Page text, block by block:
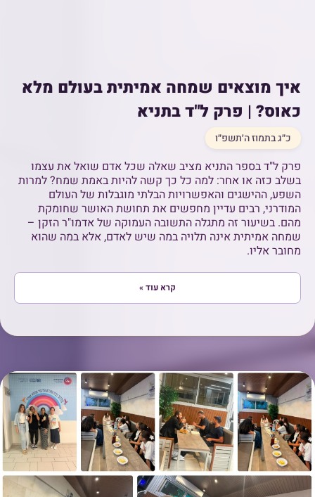
איך מוצאים שמחה אמיתית בעולם מלא
כאוס? | פרק ל"ד בתניא
כ״ג בתמוז ה׳תשפ״ו
פרק ל"ד בספר התניא מציב שאלה שכל אדם שואל את עצמו
בשלב כזה או אחר: למה כל כך קשה להיות באמת שמח? למרות
השפע, ההישגים והאפשרויות הבלתי מוגבלות של העולם
המודרני, רבים עדיין מחפשים את תחושת האושר שחומקת
מהם. בשיעור זה מתגלה התשובה העמוקה של אדמו"ר הזקן –
שמחה אמיתית אינה תלויה במה שיש לאדם, אלא במה שהוא
מחובר אליו.
קרא עוד »